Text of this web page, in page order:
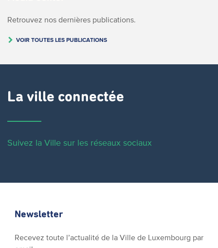
Retrouvez nos dernières publications.
VOIR TOUTES LES PUBLICATIONS
La ville connectée
Suivez la Ville sur les réseaux sociaux
Newsletter
Recevez toute l’actualité de la Ville de Luxembourg par